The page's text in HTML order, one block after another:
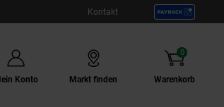
Kontakt
Konto Markt finden Warenkorb
0
Artikel